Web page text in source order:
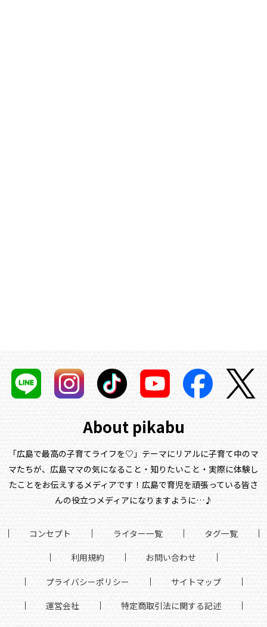
About pikabu
「広島で最高の子育てライフを♡」テーマにリアルに子育て中のマ
マたちが、 広島ママの気になること・知りたいこと・実際に体験し
たことをお伝えするメディアです！ 広島で育児を頑張っている皆さ
んの役立つメディアになりますように…♪
コンセプト ライター一覧 タグ一覧
利用規約 お問い合わせ
プライバシーポリシー サイトマップ
運営会社 特定商取引法に関する記述